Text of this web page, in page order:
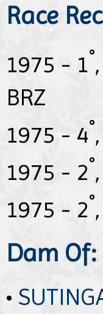
Race
1975 - 1°
BRZ
1975 - 4°
1975 - 2°
1975 - 2°
Dam Of:
•